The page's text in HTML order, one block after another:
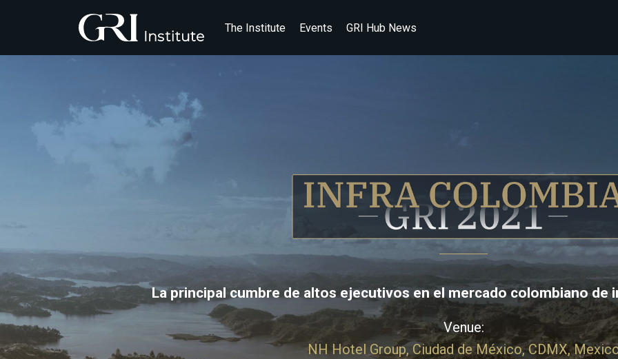
The Institute Events GRI Hub News
INFRA
La principal cumbre de altos ejecutivos en el mercado colombiano de
Venue:
NH Hotel Group, Ciudad de México, CDMX,